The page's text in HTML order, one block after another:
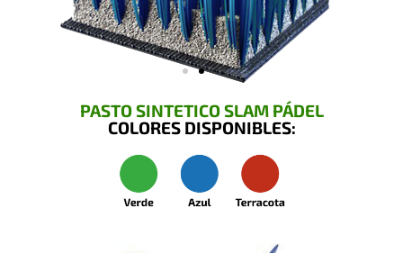
PASTO SINTETICO SLAM PÁDEL
COLORES DISPONIBLES: